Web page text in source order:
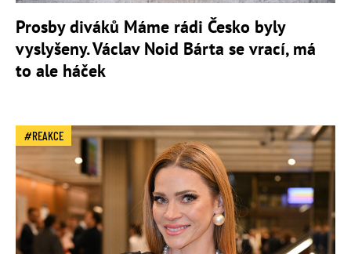
Prosby diváků Máme rádi Česko byly
vyslyšeny. Václav Noid Bárta se vrací, má
to ale háček
REAKCE